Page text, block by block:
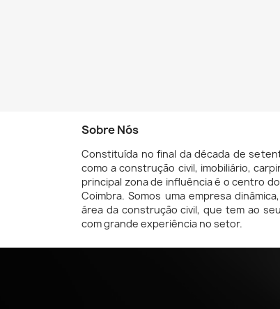
Sobre Nós
Constituída no final da década de
como a construção civil, imobiliário,
principal zona de influência é o centro
Coimbra. Somos uma empresa
área da construção civil, que tem ao
com grande experiência no setor.